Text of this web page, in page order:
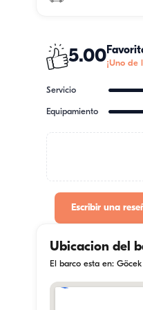
5.00¡Uno de
Servicio
Equipamiento
Escribir una
Ubicacion del
El barco esta en: Göcek